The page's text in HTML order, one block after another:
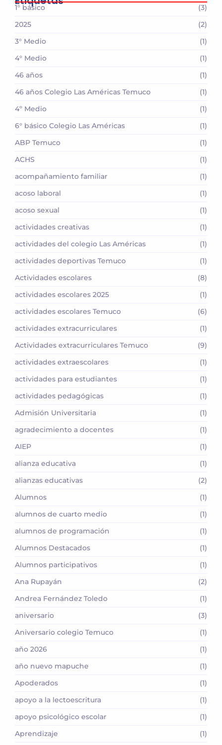
1° básico
(3)
2025
(2)
3° Medio
(1)
4° Medio
(1)
46 años
(1)
46 años Colegio Las Américas Temuco
(1)
4º Medio
(1)
6° básico Colegio Las Américas
(1)
ABP Temuco
(1)
ACHS
(1)
acompañamiento familiar
(1)
acoso laboral
(1)
acoso sexual
(1)
actividades creativas
(1)
actividades del colegio Las Américas
(1)
actividades deportivas Temuco
(1)
Actividades escolares
(8)
actividades escolares 2025
(1)
actividades escolares Temuco
(6)
actividades extracurriculares
(1)
Actividades extracurriculares Temuco
(9)
actividades extraescolares
(1)
actividades para estudiantes
(1)
actividades pedagógicas
(1)
Admisión Universitaria
(1)
agradecimiento a docentes
(1)
AIEP
(1)
alianza educativa
(1)
alianzas educativas
(2)
Alumnos
(1)
alumnos de cuarto medio
(1)
alumnos de programación
(1)
Alumnos Destacados
(1)
Alumnos participativos
(1)
Ana Rupayán
(2)
Andrea Fernández Toledo
(1)
aniversario
(3)
Aniversario colegio Temuco
(1)
año 2026
(1)
año nuevo mapuche
(1)
Apoderados
(1)
apoyo a la lectoescritura
(1)
apoyo psicológico escolar
(1)
Aprendizaje
(1)